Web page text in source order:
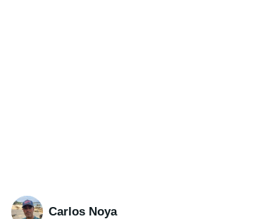
Carlos Noya